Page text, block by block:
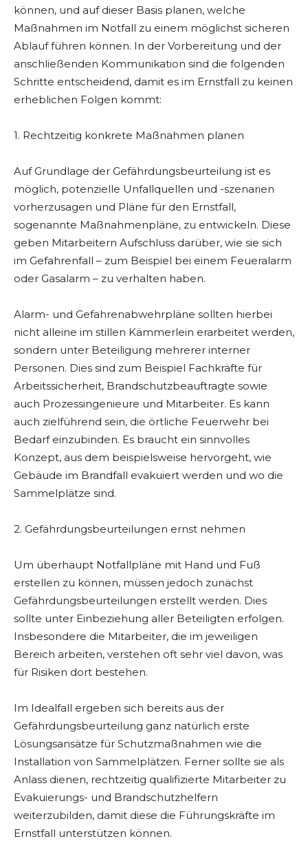
können, und auf dieser Basis planen, welche
Maßnahmen im Notfall zu einem möglichst sicheren
Ablauf führen können. In der Vorbereitung und der
anschließenden Kommunikation sind die folgenden
Schritte entscheidend, damit es im Ernstfall zu keinen
erheblichen Folgen kommt:
1. Rechtzeitig konkrete Maßnahmen planen
Auf Grundlage der Gefährdungsbeurteilung ist es
möglich, potenzielle Unfallquellen und -szenarien
vorherzusagen und Pläne für den Ernstfall,
sogenannte Maßnahmenpläne, zu entwickeln. Diese
geben Mitarbeitern Aufschluss darüber, wie sie sich
im Gefahrenfall – zum Beispiel bei einem Feueralarm
oder Gasalarm – zu verhalten haben.
Alarm- und Gefahrenabwehrpläne sollten hierbei
nicht alleine im stillen Kämmerlein erarbeitet werden,
sondern unter Beteiligung mehrerer interner
Personen. Dies sind zum Beispiel Fachkräfte für
Arbeitssicherheit, Brandschutzbeauftragte sowie
auch Prozessingenieure und Mitarbeiter. Es kann
auch zielführend sein, die örtliche Feuerwehr bei
Bedarf einzubinden. Es braucht ein sinnvolles
Konzept, aus dem beispielsweise hervorgeht, wie
Gebäude im Brandfall evakuiert werden und wo die
Sammelplätze sind.
2. Gefährdungsbeurteilungen ernst nehmen
Um überhaupt Notfallpläne mit Hand und Fuß
erstellen zu können, müssen jedoch zunächst
Gefährdungsbeurteilungen erstellt werden. Dies
sollte unter Einbeziehung aller Beteiligten erfolgen.
Insbesondere die Mitarbeiter, die im jeweiligen
Bereich arbeiten, verstehen oft sehr viel davon, was
für Risiken dort bestehen.
Im Idealfall ergeben sich bereits aus der
Gefährdungsbeurteilung ganz natürlich erste
Lösungsansätze für Schutzmaßnahmen wie die
Installation von Sammelplätzen. Ferner sollte sie als
Anlass dienen, rechtzeitig qualifizierte Mitarbeiter zu
Evakuierungs- und Brandschutzhelfern
weiterzubilden, damit diese die Führungskräfte im
Ernstfall unterstützen können.